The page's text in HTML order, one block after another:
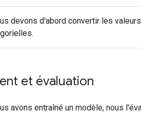
devons d'abord convertir les
et évaluation
avons entraîné un modèle, nous